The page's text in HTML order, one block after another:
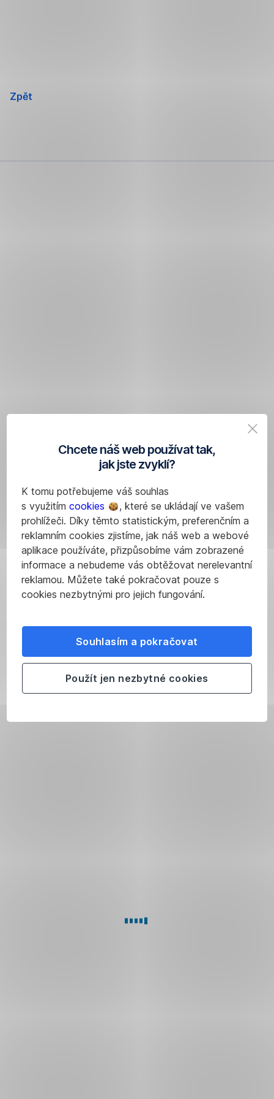
Chcete náš web používat tak,
jak jste zvyklí?
K tomu potřebujeme váš souhlas
s využitím cookies
, které se ukládají ve vašem
prohlížeči. Díky těmto statistickým, preferenčním a
reklamním cookies zjistíme, jak náš web a webové
aplikace používáte, přizpůsobíme vám zobrazené
informace a nebudeme vás obtěžovat nerelevantní
reklamou. Můžete také pokračovat pouze s
cookies nezbytnými pro jejich fungování.
Souhlasím a pokračovat
Použít jen nezbytné cookies
Zpět